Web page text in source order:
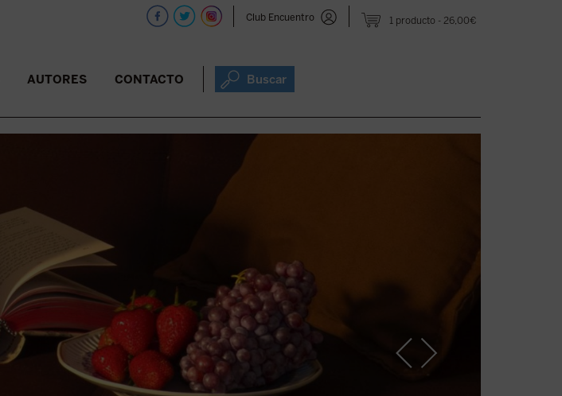
1 producto 26,00€
Club Encuentro
AUTORES CONTACTO Buscar